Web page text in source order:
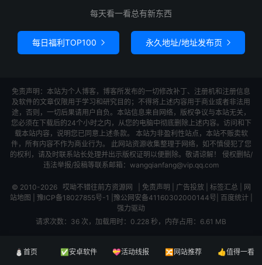
每天看一看总有新东西
每日福利TOP100  永久地址/地址发布页 
免责声明：本站为个人博客，博客所发布的一切修改补丁、注册机和注册信息
及软件的文章仅限用于学习和研究目的；不得将上述内容用于商业或者非法用
途，否则，一切后果请用户自负。本站信息来自网络，版权争议与本站无关，
您必须在下载后的24个小时之内，从您的电脑中彻底删除上述内容。访问和下
载本站内容，说明您已同意上述条款。 本站为非盈利性站点，本站不贩卖软
件，所有内容不作为商业行为。 此网站资源收集整理于网络，如不慎侵犯了您
的权利，请及时联系站长处理并出示版权证明以便删除。敬请谅解！ 侵权删帖/
违法举报/投稿等联系邮箱：wangqianfang@vip.qq.com
© 2010-2026 哎呦不错往前方资源网 免责声明 广告投放| 标签汇总
网
站地图
豫ICP备18027855号-1 豫公网安备41160302000144号 百度统计|
强力驱动
请求次数：36 次，加载用时：0.228 秒，内存占用：6.61 MB
⛄首页 ✅安卓软件 💝活动线报 🔀网站推荐 👍值得一看